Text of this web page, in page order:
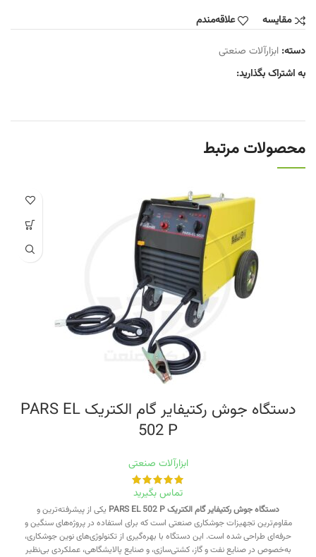
مقایسه
علاقه‌مندم
دسته: ابزارآلات صنعتی
به اشتراک بگذارید:
محصولات مرتبط
دستگاه جوش رکتیفایر گام الکتریک PARS EL
502 P
ابزارآلات صنعتی
تماس بگیرید
دستگاه جوش رکتیفایر گام الکتریک PARS EL 502 P
یکی از پیشرفته‌ترین و
مقاوم‌ترین تجهیزات جوشکاری صنعتی است که برای استفاده در پروژه‌های سنگین و
حرفه‌ای طراحی شده است. این دستگاه با بهره‌گیری از تکنولوژی‌های نوین جوشکاری،
به‌خصوص در صنایع نفت و گاز، کشتی‌سازی، و صنایع پالایشگاهی، عملکردی بی‌نظیر